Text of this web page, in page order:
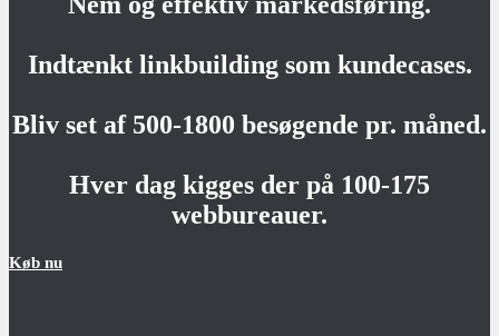
Indtænkt linkbuilding som kundecases.
Bliv set af 500-1800 besøgende pr. måned.
Hver dag kigges der på 100-175
webbureauer.
Køb nu